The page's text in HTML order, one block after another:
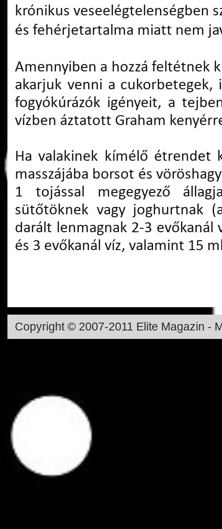
krónikus veseelégtelenségben
és fehérjetartalma miatt nem
Amennyiben a hozzá feltétnek
akarjuk venni a cukorbetegek,
fogyókúrázók igényeit, a
vízben áztatott Graham
Ha valakinek kímélő étrendet
masszájába borsot és
1 tojással megegyező
sütőtöknek vagy joghurtnak
darált lenmagnak 2-3 evőkanál
és 3 evőkanál víz, valamint 15
Copyright © 2007-2011 Elite Magazin -